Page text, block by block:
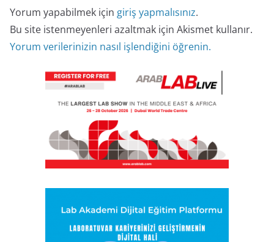
Yorum yapabilmek için giriş yapmalısınız.
Bu site istenmeyenleri azaltmak için Akismet kullanır.
Yorum verilerinizin nasıl işlendiğini öğrenin.